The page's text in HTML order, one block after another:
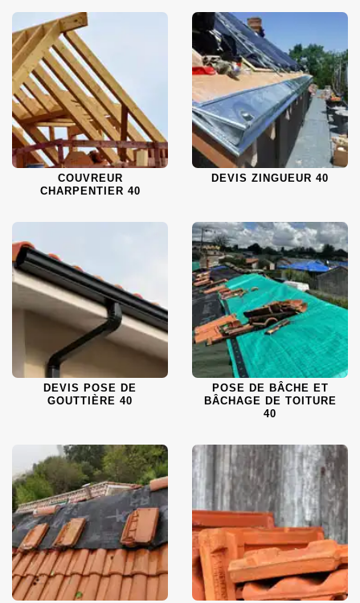
COUVREUR
CHARPENTIER 40
DEVIS ZINGUEUR 40
DEVIS POSE DE
GOUTTIÈRE 40
POSE DE BÂCHE ET
BÂCHAGE DE TOITURE
40